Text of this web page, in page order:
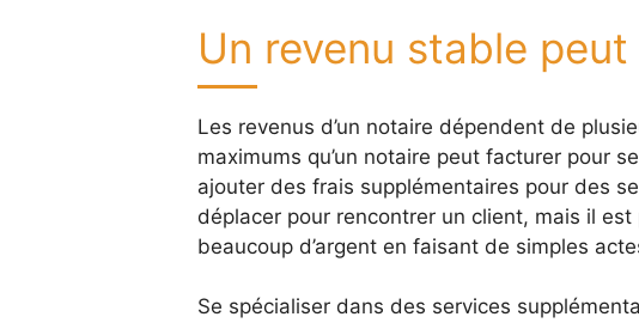
Un revenu stable
Les revenus d’un notaire dépendent de
maximums qu’un notaire peut facturer pour
ajouter des frais supplémentaires pour des
déplacer pour rencontrer un client, mais il
beaucoup d’argent en faisant de simples
Se spécialiser dans des services